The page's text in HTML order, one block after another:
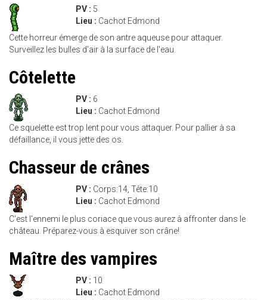
PV : 5
Lieu : Cachot Edmond
Cette horreur émerge de son antre aqueuse pour attaquer.
Surveillez les bulles d'air à la surface de l'eau.
Côtelette
PV : 6
Lieu : Cachot Edmond
Ce squelette est trop lent pour vous attaquer. Pour pallier à sa
défaillance, il vous jette des os.
Chasseur de crânes
PV : Corps:14, Tête:10
Lieu : Cachot Edmond
C'est l'ennemi le plus coriace que vous aurez à affronter dans le
château. Préparez-vous à esquiver son crâne!
Maître des vampires
PV : 10
Lieu : Cachot Edmond